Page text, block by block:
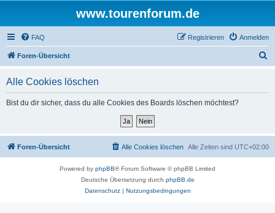
www.tourenforum.de
FAQ Anmelden
Registrieren
Foren-Übersicht
Alle Cookies löschen
Bist du dir sicher, dass du alle Cookies des Boards löschen möchtest?
Foren-Übersicht Alle Zeiten sind UTC+02:00
Alle Cookies löschen
Powered by phpBB® Forum Software © phpBB Limited
Deutsche Übersetzung durch phpBB.de
Datenschutz| Nutzungsbedingungen